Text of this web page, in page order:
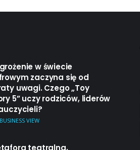
w świecie
zaczyna się od
uwagi. Czego „Toy
5” uczy rodziców, liderów
VIEW
teatralna,